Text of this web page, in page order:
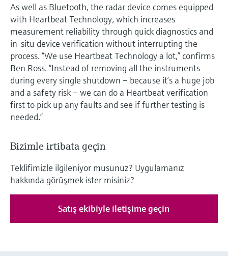
As well as Bluetooth, the radar device comes equipped
with Heartbeat Technology, which increases
measurement reliability through quick diagnostics and
in-situ device verification without interrupting the
process. “We use Heartbeat Technology a lot,” confirms
Ben Ross. “Instead of removing all the instruments
during every single shutdown – because it’s a huge job
and a safety risk – we can do a Heartbeat verification
first to pick up any faults and see if further testing is
needed.”
Bizimle irtibata geçin
Teklifimizle ilgileniyor musunuz? Uygulamanız
hakkında görüşmek ister misiniz?
Satış ekibiyle iletişime geçin